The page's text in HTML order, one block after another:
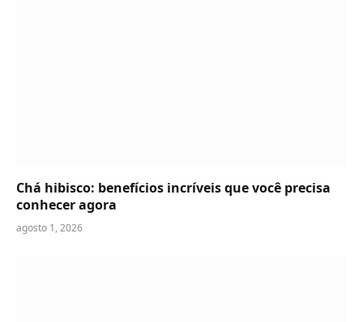
Chá hibisco: benefícios incríveis que você precisa
conhecer agora
agosto 1, 2026